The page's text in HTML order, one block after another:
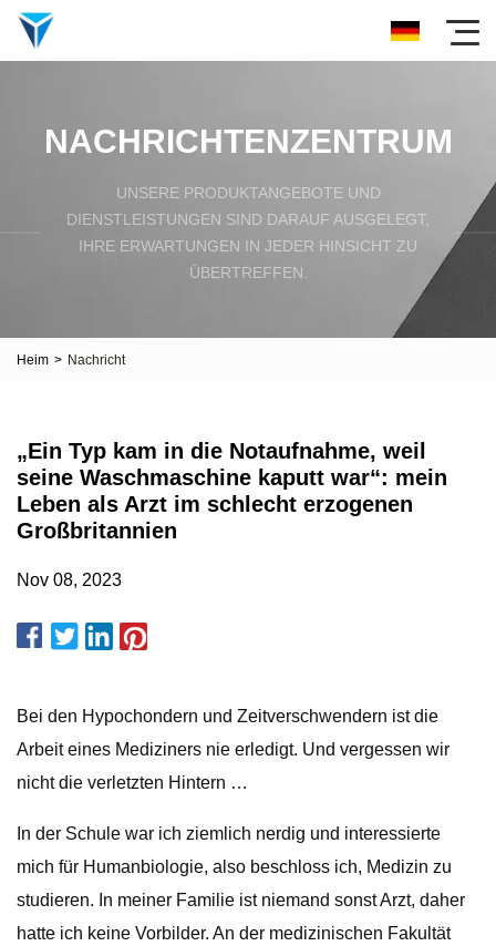
NACHRICHTENZENTRUM
UNSERE PRODUKTANGEBOTE UND
DIENSTLEISTUNGEN SIND DARAUF AUSGELEGT,
IHRE ERWARTUNGEN IN JEDER HINSICHT ZU
ÜBERTREFFEN.
Heim > Nachricht
„Ein Typ kam in die Notaufnahme, weil
seine Waschmaschine kaputt war“: mein
Leben als Arzt im schlecht erzogenen
Großbritannien
Nov 08, 2023
Bei den Hypochondern und Zeitverschwendern ist die
Arbeit eines Mediziners nie erledigt. Und vergessen wir
nicht die verletzten Hintern …
In der Schule war ich ziemlich nerdig und interessierte
mich für Humanbiologie, also beschloss ich, Medizin zu
studieren. In meiner Familie ist niemand sonst Arzt, daher
hatte ich keine Vorbilder. An der medizinischen Fakultät